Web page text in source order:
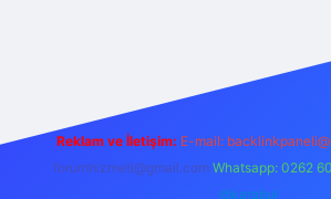
Reklam ve İletişim: E-mail:
forumhizmeti@gmail.com Whatsapp: 0262
@karabul